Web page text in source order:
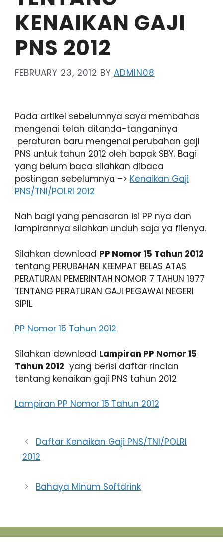
KENAIKAN GAJI
PNS 2012
FEBRUARY 23, 2012 BY ADMIN08
Pada artikel sebelumnya saya membahas
mengenai telah ditanda-tanganinya
peraturan baru mengenai perubahan gaji
PNS untuk tahun 2012 oleh bapak SBY. Bagi
yang belum baca silahkan dibaca
postingan sebelumnya –> Kenaikan Gaji
PNS/TNI/POLRI 2012
Nah bagi yang penasaran isi PP nya dan
lampirannya silahkan unduh saja ya filenya.
Silahkan download PP Nomor 15 Tahun 2012
tentang PERUBAHAN KEEMPAT BELAS ATAS
PERATURAN PEMERINTAH NOMOR 7 TAHUN 1977
TENTANG PERATURAN GAJI PEGAWAI NEGERI
SIPIL
PP Nomor 15 Tahun 2012
Silahkan download Lampiran PP Nomor 15
Tahun 2012 yang berisi daftar rincian
tentang kenaikan gaji PNS tahun 2012
Lampiran PP Nomor 15 Tahun 2012
Daftar Kenaikan Gaji PNS/TNI/POLRI
2012
Bahaya Minum Softdrink